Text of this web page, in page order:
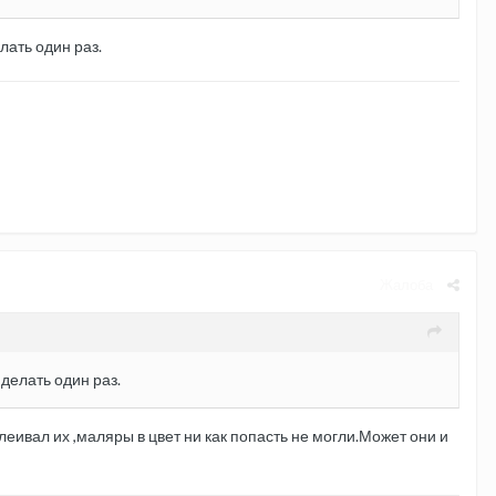
один раз.
один раз.
их ,маляры в цвет ни как попасть не могли.Может они и